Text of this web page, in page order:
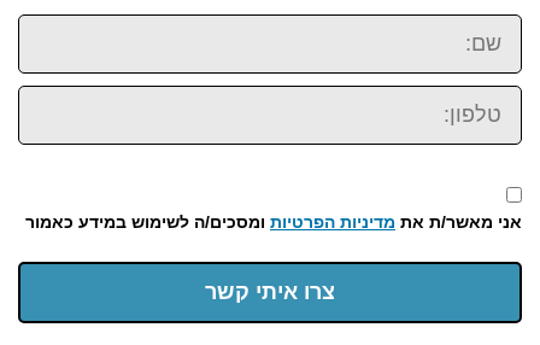
שם:
טלפון:
אני מאשר/ת את מדיניות הפרטיות ומסכים/ה לשימוש במידע כאמור
צרו איתי קשר